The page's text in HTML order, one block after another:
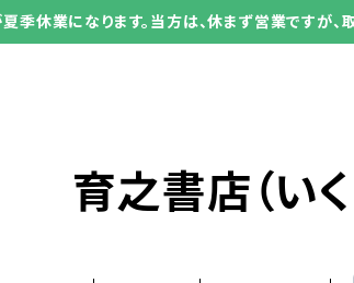
休業になります。当方は、休まず営業ですが、取
育之書店（いく